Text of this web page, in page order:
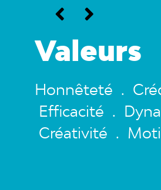
.
Vision
Être reconnus
marché des
de nos